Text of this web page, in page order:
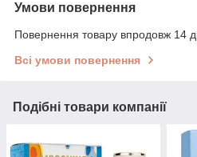
Умови повернення
Повернення товару впродовж 14
Всі умови повернення
Подібні товари компанії